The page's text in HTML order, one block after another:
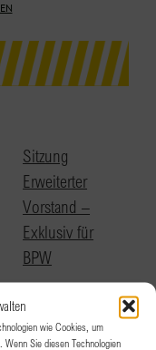
wie Cookies, um
Wenn Sie diesen Technologien
Sitzung
Erweiterter
Vorstand –
Exklusiv für
BPW